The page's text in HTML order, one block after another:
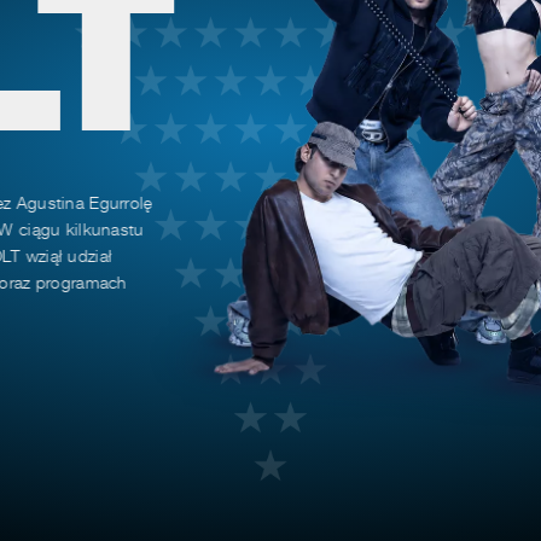
Agustina Egurrolę
ciągu kilkunastu
wziął udział
programach